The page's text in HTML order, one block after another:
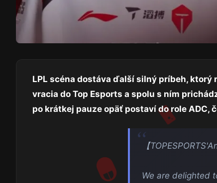
LPL scéna dostáva ďalší silný príbeh, ktorý
vracia do Top Esports a spolu s ním
po krátkej pauze opäť postaví do role
【
We are delighted